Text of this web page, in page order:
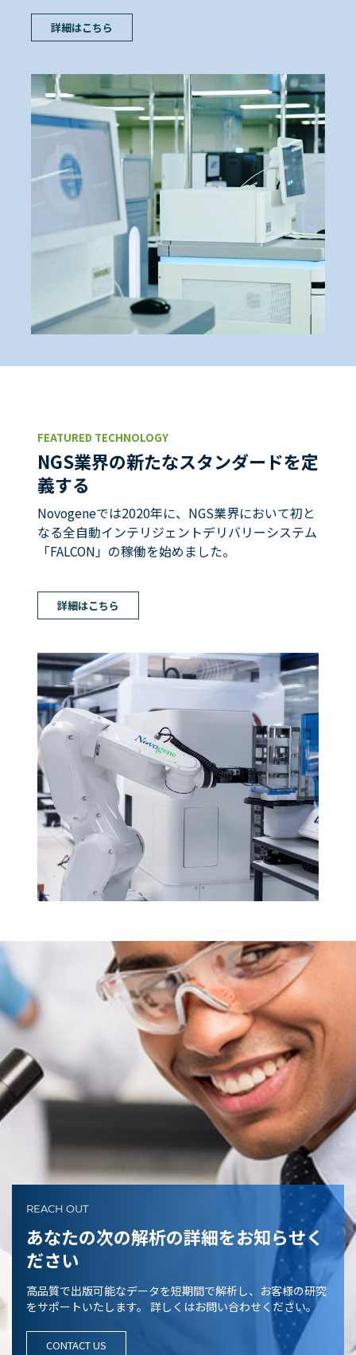
ンシングセンターでは、Pacific Biosciences,
Oxford Nanopore や Life Technologiesなど最適な
詳細はこちら
FEATURED TECHNOLOGY
NGS業界の新たなスタンダードを定
義する
Novogeneでは2020年に、NGS業界において初と
なる全自動インテリジェントデリバリーシステム
詳細はこちら
REACH OUT
あなたの次の解析の詳細をお知らせく
ださい